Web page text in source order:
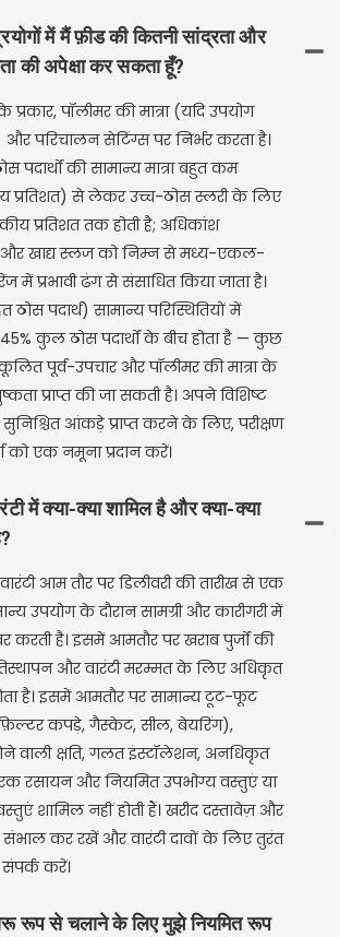
में मैं फ़ीड की कितनी सांद्रता और
की अपेक्षा कर सकता हूँ?
प्रकार, पॉलीमर की मात्रा (यदि उपयोग
और परिचालन सेटिंग्स पर निर्भर करता है।
पदार्थों की सामान्य मात्रा बहुत कम
से लेकर उच्च-ठोस स्लरी के लिए
प्रतिशत तक होती है; अधिकांश
खाद्य स्लज को निम्न से मध्य-एकल-
में प्रभावी ढंग से संसाधित किया जाता है।
पदार्थ) सामान्य परिस्थितियों में
कुल ठोस पदार्थों के बीच होता है — कुछ
पूर्व-उपचार और पॉलीमर की मात्रा के
प्राप्त की जा सकती है। अपने विशिष्ट
आंकड़े प्राप्त करने के लिए, परीक्षण
को एक नमूना प्रदान करें।
में क्या-क्या शामिल है और क्या-क्या
आम तौर पर डिलीवरी की तारीख से एक
उपयोग के दौरान सामग्री और कारीगरी में
करती है। इसमें आमतौर पर खराब पुर्जों की
और वारंटी मरम्मत के लिए अधिकृत
है। इसमें आमतौर पर सामान्य टूट-फूट
कपड़े, गैस्केट, सील, बेयरिंग),
वाली क्षति, गलत इंस्टॉलेशन, अनधिकृत
रसायन और नियमित उपभोग्य वस्तुएं या
शामिल नहीं होती हैं। खरीद दस्तावेज़ और
कर रखें और वारंटी दावों के लिए तुरंत
संपर्क करें।
रूप से चलाने के लिए मुझे नियमित रूप